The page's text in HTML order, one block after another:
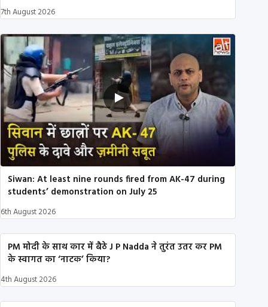
7th August 2026
Siwan: At least nine rounds fired from AK-47 during
students’ demonstration on July 25
6th August 2026
PM मोदी के साथ कार में बैठे J P Nadda ने तुरंत उतर कर PM
के स्वागत का ‘नाटक’ किया?
4th August 2026